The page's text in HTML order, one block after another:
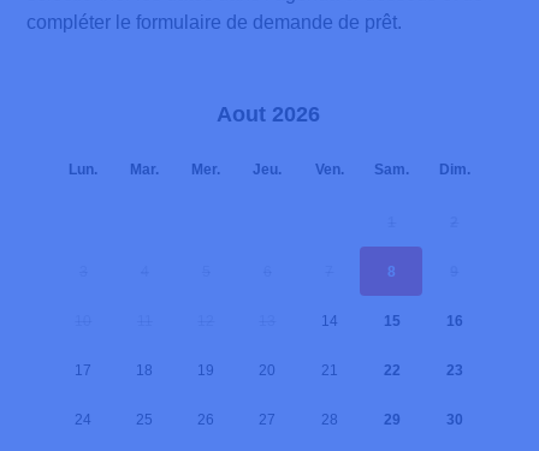
compléter le formulaire de demande de prêt.
Aout 2026
Lun. Mar. Mer. Jeu. Ven. Sam. Dim.
8
14 15 16
17 18 19 20 21 22 23
24 25 26 27 28 29 30